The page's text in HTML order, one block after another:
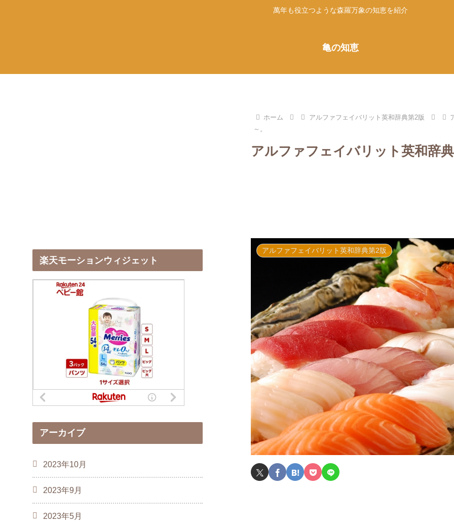
萬年も役立つような森羅万象の知恵を紹介
亀の知恵
ホーム アルファフェイバリット英和辞典第2版
～。
アルファフェイバリット英和辞
アルファフェイバリット英和辞典第2版
楽天モーションウィジェット
アーカイブ
2023年10月
2023年9月
2023年5月